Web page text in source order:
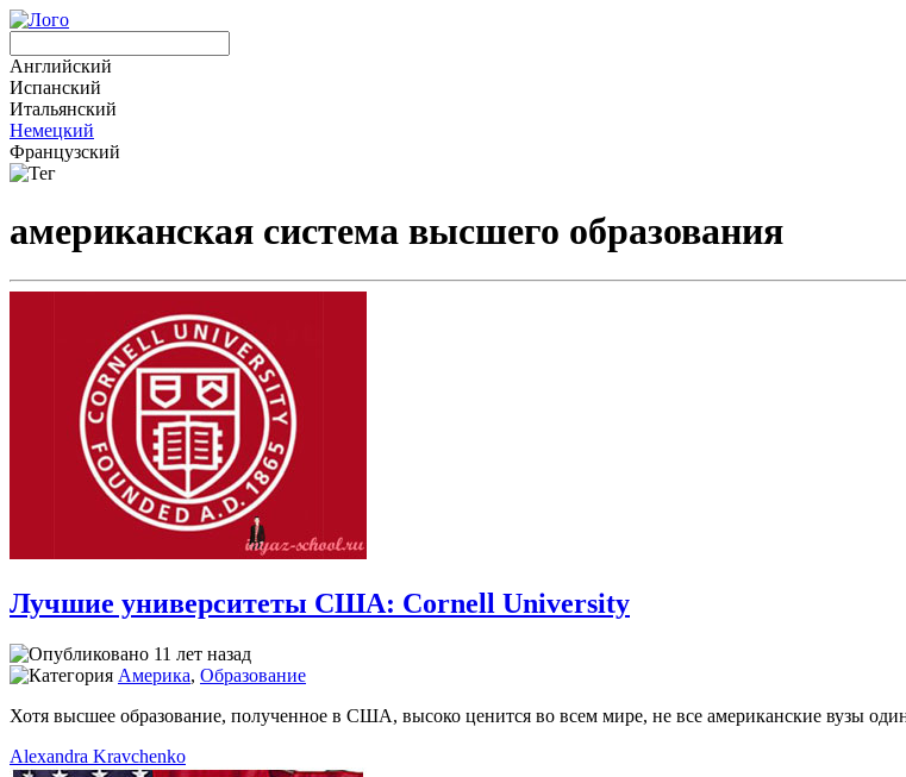
Английский
Испанский
Итальянский
Немецкий
Французский
американская система высшего образования
Лучшие университеты США: Cornell University
11 лет назад
Америка, Образование
Хотя высшее образование, полученное в США, высоко ценится во всем мире, не все американские вузы
Alexandra Kravchenko